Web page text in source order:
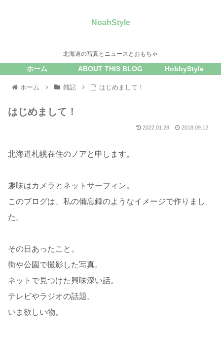
NoahStyle
北海道の写真とニュースとおもちゃ
ホーム ABOUT THIS BLOG HobbyStyle
ホーム 雑記 はじめまして！
はじめまして！
2022.01.28 2018.09.12
北海道札幌在住のノアと申します。
趣味はカメラとネットサーフィン。
このブログは、私の備忘録のようなイメージで作りまし
た。
その日あったこと。
街や公園で撮影した写真。
ネットで見つけた興味深い話。
テレビやラジオの話題。
いま欲しい物。